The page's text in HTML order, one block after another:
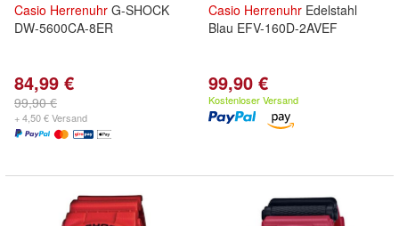
Casio Herrenuhr G-SHOCK
DW-5600CA-8ER
84,99 €
99,90 €
+ 4,50 € Versand
Casio Herrenuhr Edelstahl
Blau EFV-160D-2AVEF
99,90 €
Kostenloser Versand